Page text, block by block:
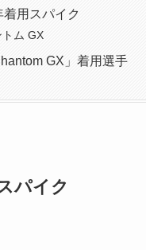
用スパイク
ム GX
GX」着用選手
パイク